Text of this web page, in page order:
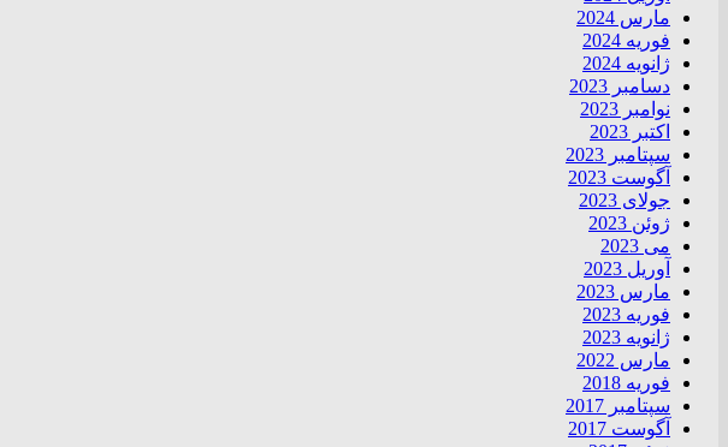
مارس 2024
فوریه 2024
ژانویه 2024
دسامبر 2023
نوامبر 2023
اکتبر 2023
سپتامبر 2023
آگوست 2023
جولای 2023
ژوئن 2023
می 2023
آوریل 2023
مارس 2023
فوریه 2023
ژانویه 2023
مارس 2022
فوریه 2018
سپتامبر 2017
آگوست 2017